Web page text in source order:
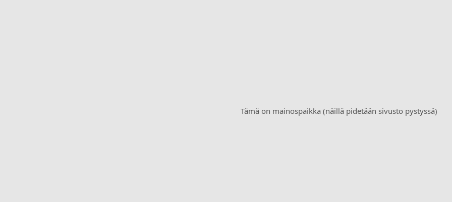
Tämä on mainospaikka (näillä pidetään sivusto pystyssä)